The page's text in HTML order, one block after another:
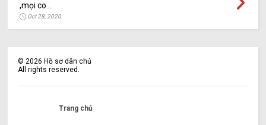
,mọi co...
Oct 28, 2020
©2026 Hồ sơ dân chủ
All rights reserved.
Trang chủ